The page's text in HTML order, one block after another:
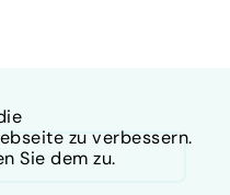
mieten
zu verbessern.
Sie dem zu.